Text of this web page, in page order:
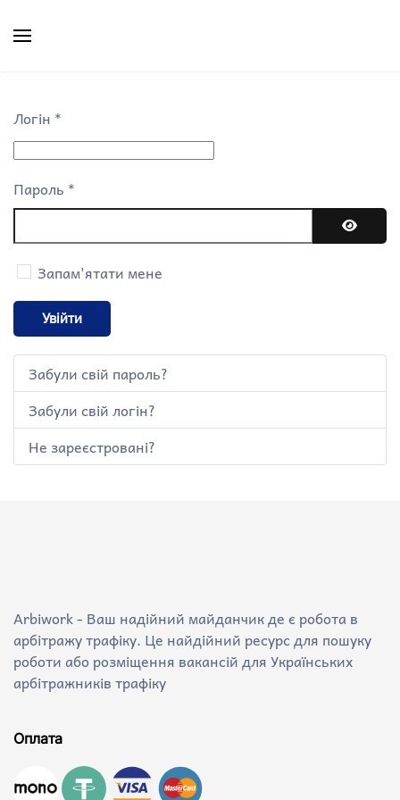
Логін *
Пароль *
Запам'ятати мене
Увійти
Забули свій пароль?
Забули свій логін?
Не зареєстровані?
Arbiwork - Ваш надійний майданчик де є робота в
арбітражу трафіку. Це найдійний ресурс для пошуку
роботи або розміщення вакансій для Українських
арбітражників трафіку
Оплата